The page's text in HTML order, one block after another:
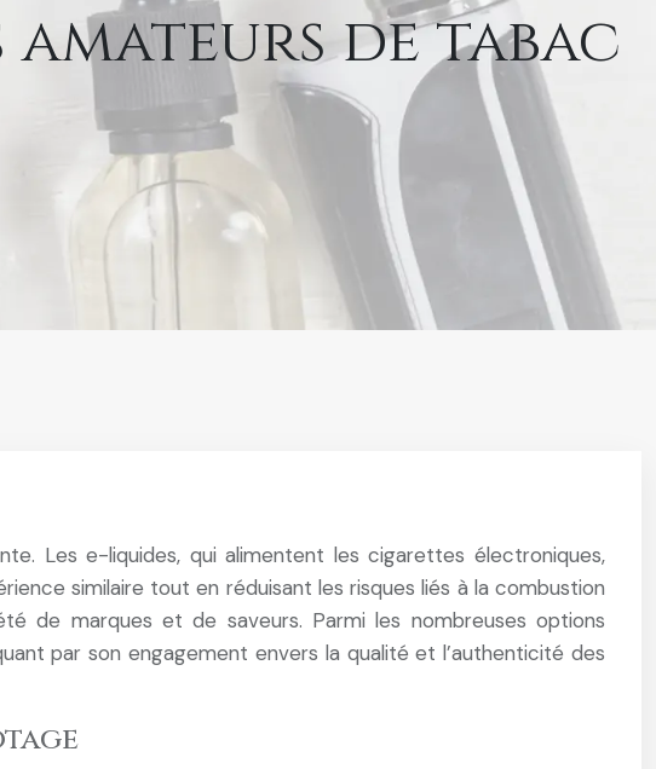
amateurs de tabac
Les e-liquides, qui alimentent les cigarettes électroniques,
similaire tout en réduisant les risques liés à la combustion
de marques et de saveurs. Parmi les nombreuses options
par son engagement envers la qualité et l’authenticité des